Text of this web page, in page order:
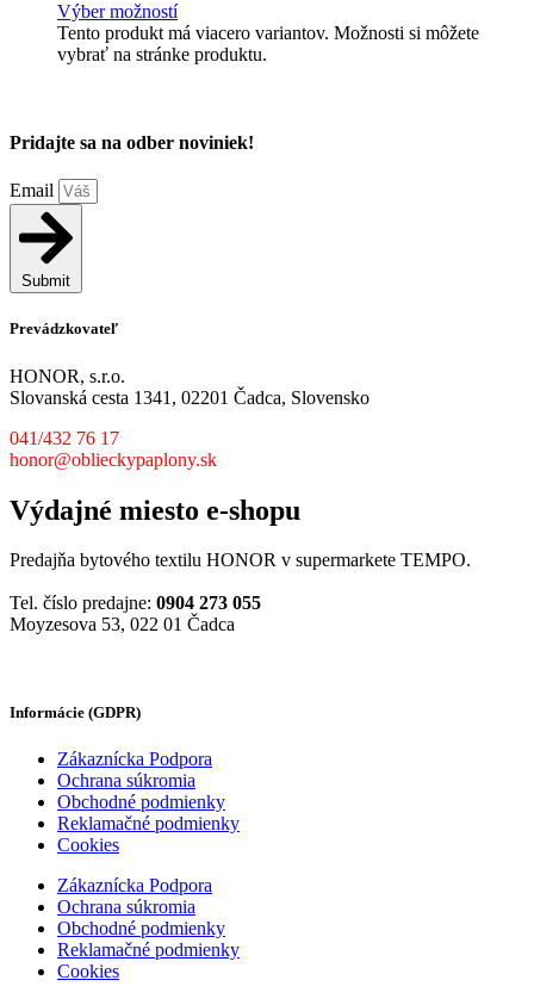
Výber možností
Tento produkt má viacero variantov. Možnosti si môžete
vybrať na stránke produktu.
Pridajte sa na odber noviniek!
Email
Submit
Prevádzkovateľ
HONOR, s.r.o.
Slovanská cesta 1341, 02201 Čadca, Slovensko
041/432 76 17
honor@oblieckypaplony.sk
Výdajné miesto e-shopu
Predajňa bytového textilu HONOR v supermarkete TEMPO.
Tel. číslo predajne: 0904 273 055
Moyzesova 53, 022 01 Čadca
Informácie (GDPR)
Zákaznícka Podpora
Ochrana súkromia
Obchodné podmienky
Reklamačné podmienky
Cookies
Zákaznícka Podpora
Ochrana súkromia
Obchodné podmienky
Reklamačné podmienky
Cookies